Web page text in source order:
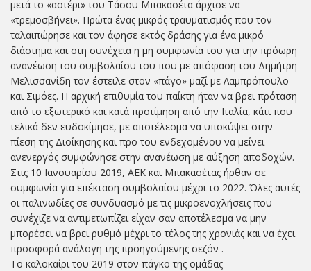
μετά το «αστέρι» του Τάσου Μπακασέτα άρχισε να
«τρεμοσβήνει». Πρώτα ένας μικρός τραυματισμός που τον
ταλαιπώρησε και τον άφησε εκτός δράσης για ένα μικρό
διάστημα και στη συνέχεια η μη συμφωνία του για την πρόωρη
ανανέωση του συμβολαίου του που με απόφαση του Δημήτρη
Μελισσανίδη τον έστειλε στον «πάγο» μαζί με Λαμπρόπουλο
και Σιμόες. Η αρχική επιθυμία του παίκτη ήταν να βρει πρόταση
από το εξωτερικό και κατά προτίμηση από την Ιταλία, κάτι που
τελικά δεν ευδοκίμησε, με αποτέλεσμα να υποκύψει στην
πίεση της Διοίκησης και προ του ενδεχομένου να μείνει
ανενεργός συμφώνησε στην ανανέωση με αύξηση αποδοχών.
Στις 10 Ιανουαρίου 2019, ΑΕΚ και Μπακασέτας ήρθαν σε
συμφωνία για επέκταση συμβολαίου μέχρι το 2022. Όλες αυτές
οι παλινωδίες σε συνδυασμό με τις μικροενοχλήσεις που
συνέχιζε να αντιμετωπίζει είχαν σαν αποτέλεσμα να μην
μπορέσει να βρει ρυθμό μέχρι το τέλος της χρονιάς και να έχει
προσφορά ανάλογη της προηγούμενης σεζόν .
Το καλοκαίρι του 2019 στον πάγκο της ομάδας